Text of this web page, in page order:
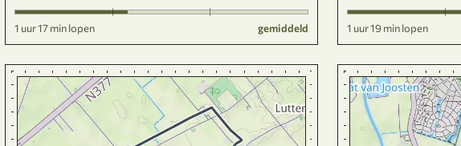
1 uur 17 min lopen gemiddeld 1 uur 19 min lopen